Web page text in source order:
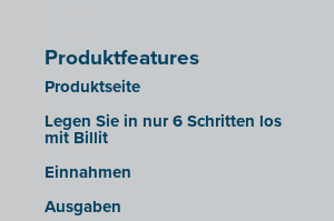
Produktfeatures
Produktseite
Legen Sie in nur 6 Schritten los
mit Billit
Einnahmen
Ausgaben